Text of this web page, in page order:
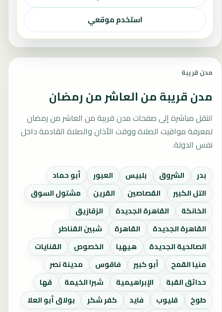
استخدم موقعي
مدن قريبة
مدن قريبة من العاشر من رمضان
انتقل مباشرة إلى صفحات مدن قريبة من العاشر من رمضان
لمعرفة مواقيت الصلاة ووقت الأذان والصلاة القادمة داخل
نفس الدولة.
بدر الشروق بلبيس العبور
أبو حماد
التل الكبير
القصاصين القرين
مشتول السوق
الخانكة
القاهرة الجديدة
الزقازيق
القاهرة الجديدة
القاهرة
شبين القناطر
الصالحية الجديدة
هيهيا الخصوص
القنايات
منيا القمح
أبو كبير فاقوس
مدينة نصر
حدائق القبة
الإبراهيمية شبرا الخيمة
قها
طوخ
قليوب فايد كفر شكر
بولاق أبو العلا